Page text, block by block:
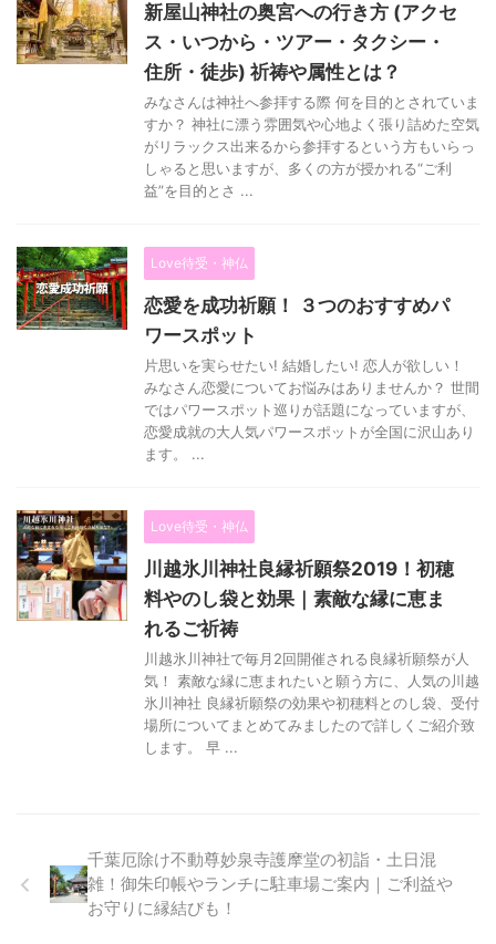
新屋山神社の奥宮への行き方 (アクセ
ス・いつから・ツアー・タクシー・
住所・徒歩) 祈祷や属性とは？
みなさんは神社へ参拝する際 何を目的とされていま
すか？ 神社に漂う雰囲気や心地よく張り詰めた空気
がリラックス出来るから参拝するという方もいらっ
しゃると思いますが、多くの方が授かれる“ご利
益”を目的とさ ...
Love待受・神仏
恋愛を成功祈願！ ３つのおすすめパ
ワースポット
片思いを実らせたい! 結婚したい! 恋人が欲しい！
みなさん恋愛についてお悩みはありませんか？ 世間
ではパワースポット巡りが話題になっていますが、
恋愛成就の大人気パワースポットが全国に沢山あり
ます。 ...
Love待受・神仏
川越氷川神社良縁祈願祭2019！初穂
料やのし袋と効果｜素敵な縁に恵ま
れるご祈祷
川越氷川神社で毎月2回開催される良縁祈願祭が人
気！ 素敵な縁に恵まれたいと願う方に、人気の川越
氷川神社 良縁祈願祭の効果や初穂料とのし袋、受付
場所についてまとめてみましたので詳しくご紹介致
します。 早 ...
千葉厄除け不動尊妙泉寺護摩堂の初詣・土日混
雑！御朱印帳やランチに駐車場ご案内｜ご利益や
お守りに縁結びも！